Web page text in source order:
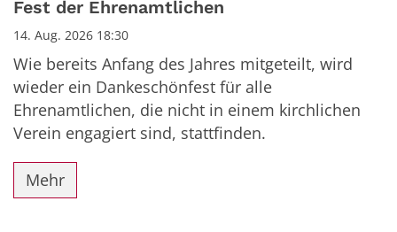
Fest der Ehrenamtlichen
14. Aug. 2026 18:30
Wie bereits Anfang des Jahres mitgeteilt, wird
wieder ein Dankeschönfest für alle
Ehrenamtlichen, die nicht in einem kirchlichen
Verein engagiert sind, stattfinden.
Mehr